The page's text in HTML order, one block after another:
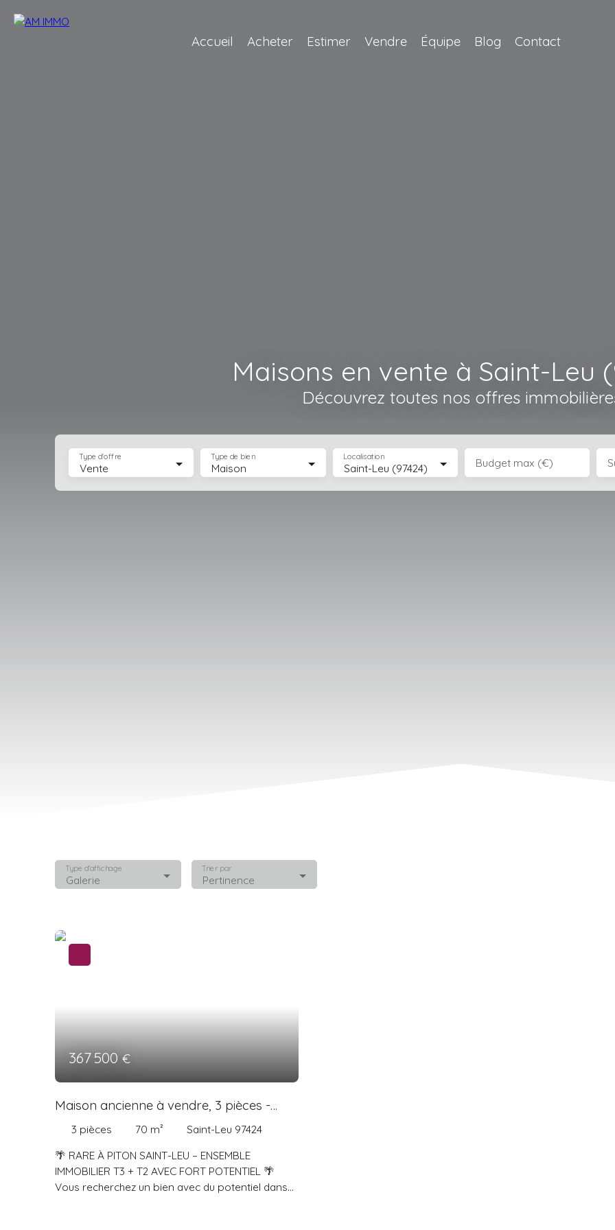
Accueil Acheter Estimer Vendre Équipe Blog Contact
Maisons en vente à Saint-Leu
Découvrez toutes nos offres
Vente
Type d'offre
Maison
Type de bien
Saint-Leu (97424)
Localisation Budget max (€)
Galerie
Type d'affichage
Pertinence
Trier par
367 500€
Maison ancienne à vendre, 3 pièces -
Saint-Leu 97424
3 pièces 70 m²
Saint-Leu 97424
🌴 RARE À PITON SAINT-LEU – ENSEMBLE
IMMOBILIER T3 + T2 AVEC FORT POTENTIEL 🌴
Vous recherchez un bien avec du potentiel dans